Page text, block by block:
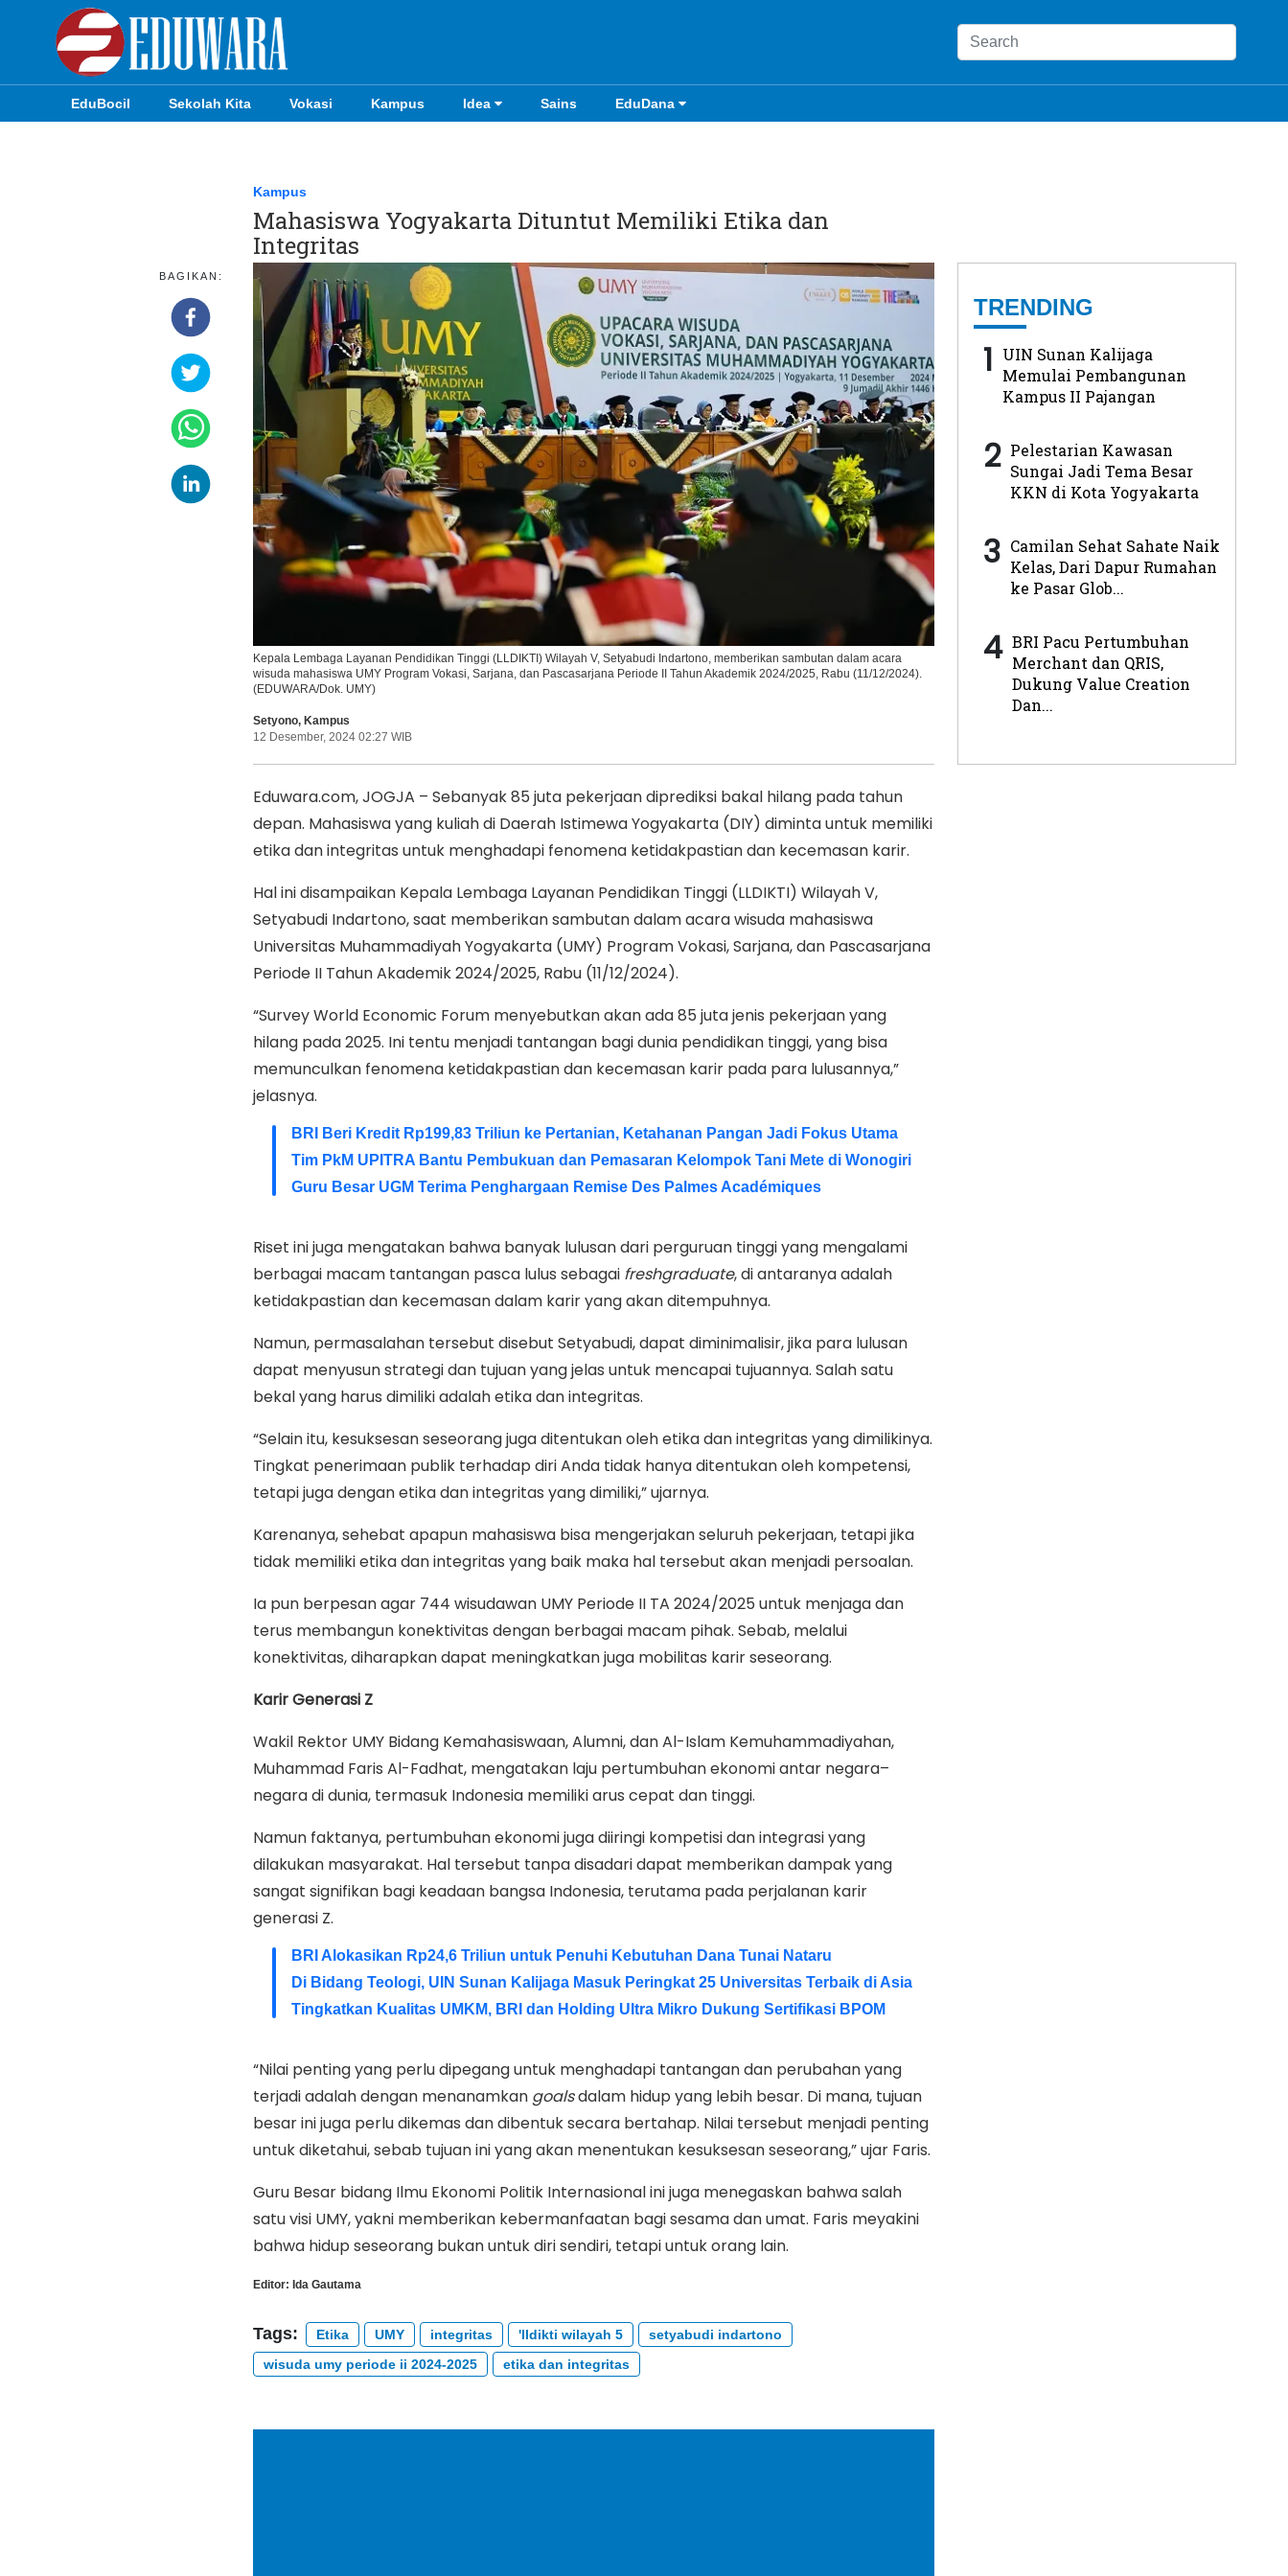
EduBocil Sekolah Kita Vokasi Kampus Idea Sains EduDana
Ikuti Kami di:
Kampus
Mahasiswa Yogyakarta Dituntut Memiliki Etika dan
Integritas
BAGIKAN:
Kepala Lembaga Layanan Pendidikan Tinggi (LLDIKTI) Wilayah V, Setyabudi Indartono, memberikan sambutan dalam acara
wisuda mahasiswa UMY Program Vokasi, Sarjana, dan Pascasarjana Periode II Tahun Akademik 2024/2025, Rabu (11/12/2024).
(EDUWARA/Dok. UMY)
Setyono, Kampus
12 Desember, 2024 02:27 WIB
Eduwara.com, JOGJA – Sebanyak 85 juta pekerjaan diprediksi bakal hilang pada tahun
depan. Mahasiswa yang kuliah di Daerah Istimewa Yogyakarta (DIY) diminta untuk memiliki
etika dan integritas untuk menghadapi fenomena ketidakpastian dan kecemasan karir.
Hal ini disampaikan Kepala Lembaga Layanan Pendidikan Tinggi (LLDIKTI) Wilayah V,
Setyabudi Indartono, saat memberikan sambutan dalam acara wisuda mahasiswa
Universitas Muhammadiyah Yogyakarta (UMY) Program Vokasi, Sarjana, dan Pascasarjana
Periode II Tahun Akademik 2024/2025, Rabu (11/12/2024).
“Survey World Economic Forum menyebutkan akan ada 85 juta jenis pekerjaan yang
hilang pada 2025. Ini tentu menjadi tantangan bagi dunia pendidikan tinggi, yang bisa
memunculkan fenomena ketidakpastian dan kecemasan karir pada para lulusannya,”
jelasnya.
BRI Beri Kredit Rp199,83 Triliun ke Pertanian, Ketahanan Pangan Jadi Fokus Utama
Tim PkM UPITRA Bantu Pembukuan dan Pemasaran Kelompok Tani Mete di Wonogiri
Guru Besar UGM Terima Penghargaan Remise Des Palmes Académiques
Riset ini juga mengatakan bahwa banyak lulusan dari perguruan tinggi yang mengalami
berbagai macam tantangan pasca lulus sebagai freshgraduate, di antaranya adalah
ketidakpastian dan kecemasan dalam karir yang akan ditempuhnya.
Namun, permasalahan tersebut disebut Setyabudi, dapat diminimalisir, jika para lulusan
dapat menyusun strategi dan tujuan yang jelas untuk mencapai tujuannya. Salah satu
bekal yang harus dimiliki adalah etika dan integritas.
“Selain itu, kesuksesan seseorang juga ditentukan oleh etika dan integritas yang dimilikinya.
Tingkat penerimaan publik terhadap diri Anda tidak hanya ditentukan oleh kompetensi,
tetapi juga dengan etika dan integritas yang dimiliki,” ujarnya.
Karenanya, sehebat apapun mahasiswa bisa mengerjakan seluruh pekerjaan, tetapi jika
tidak memiliki etika dan integritas yang baik maka hal tersebut akan menjadi persoalan.
Ia pun berpesan agar 744 wisudawan UMY Periode II TA 2024/2025 untuk menjaga dan
terus membangun konektivitas dengan berbagai macam pihak. Sebab, melalui
konektivitas, diharapkan dapat meningkatkan juga mobilitas karir seseorang.
Karir Generasi Z
Wakil Rektor UMY Bidang Kemahasiswaan, Alumni, dan Al-Islam Kemuhammadiyahan,
Muhammad Faris Al-Fadhat, mengatakan laju pertumbuhan ekonomi antar negara–
negara di dunia, termasuk Indonesia memiliki arus cepat dan tinggi.
Namun faktanya, pertumbuhan ekonomi juga diiringi kompetisi dan integrasi yang
dilakukan masyarakat. Hal tersebut tanpa disadari dapat memberikan dampak yang
sangat signifikan bagi keadaan bangsa Indonesia, terutama pada perjalanan karir
generasi Z.
BRI Alokasikan Rp24,6 Triliun untuk Penuhi Kebutuhan Dana Tunai Nataru
Di Bidang Teologi, UIN Sunan Kalijaga Masuk Peringkat 25 Universitas Terbaik di Asia
Tingkatkan Kualitas UMKM, BRI dan Holding Ultra Mikro Dukung Sertifikasi BPOM
“Nilai penting yang perlu dipegang untuk menghadapi tantangan dan perubahan yang
terjadi adalah dengan menanamkan goalsdalam hidup yang lebih besar. Di mana, tujuan
besar ini juga perlu dikemas dan dibentuk secara bertahap. Nilai tersebut menjadi penting
untuk diketahui, sebab tujuan ini yang akan menentukan kesuksesan seseorang,” ujar Faris.
Guru Besar bidang Ilmu Ekonomi Politik Internasional ini juga menegaskan bahwa salah
satu visi UMY, yakni memberikan kebermanfaatan bagi sesama dan umat. Faris meyakini
bahwa hidup seseorang bukan untuk diri sendiri, tetapi untuk orang lain.
Editor: Ida Gautama
Tags: Etika UMY integritas 'lldikti wilayah 5
setyabudi indartono
wisuda umy periode ii 2024-2025
etika dan integritas
TRENDING
1 UIN Sunan Kalijaga
Memulai Pembangunan
Kampus II Pajangan
2 Pelestarian Kawasan
Sungai Jadi Tema Besar
KKN di Kota Yogyakarta
3 Camilan Sehat Sahate Naik
Kelas, Dari Dapur Rumahan
ke Pasar Glob...
4 BRI Pacu Pertumbuhan
Merchant dan QRIS,
Dukung Value Creation
Dan...